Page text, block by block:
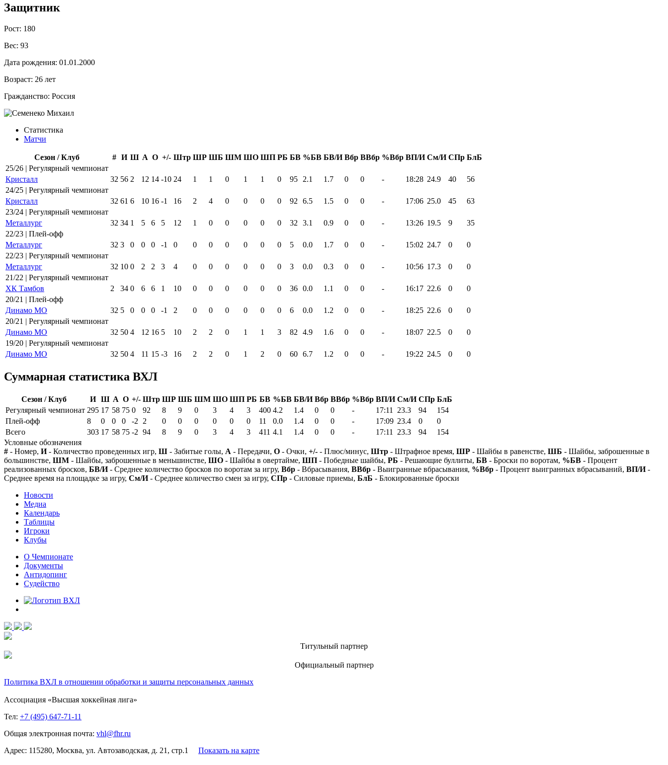
Защитник
Рост: 180
Вес: 93
Дата рождения: 01.01.2000
Возраст: 26 лет
Гражданство: Россия
Статистика
Матчи
Сезон / Клуб # И Ш А О +/- Штр ШР ШБ ШМ ШО ШП РБ БВ %БВ БВ/И Вбр ВВбр %Вбр ВП/И См/И СПр БлБ
25/26 | Регулярный чемпионат
Кристалл
32 56 2 12 14 -10 24 1 1 0 1 1 0 95 2.1 1.7 0 0 - 18:28 24.9 40
56
24/25 | Регулярный чемпионат
Кристалл
32 61 6 10 16 -1 16 2 4 0 0 0 0 92 6.5 1.5 0 0 - 17:06 25.0 45
63
23/24 | Регулярный чемпионат
Металлург
32 34 1 5 6 5 12 1 0 0 0 0 0 32 3.1 0.9 0 0 - 13:26 19.5 9
35
22/23 | Плей-офф
Металлург
32 3 0 0 0 -1 0 0 0 0 0 0 0 5 0.0 1.7 0 0 - 15:02 24.7 0
0
22/23 | Регулярный чемпионат
Металлург
32 10 0 2 2 3 4 0 0 0 0 0 0 3 0.0 0.3 0 0 - 10:56 17.3 0
0
21/22 | Регулярный чемпионат
ХК Тамбов
2 34 0 6 6 1 10 0 0 0 0 0 0 36 0.0 1.1 0 0 - 16:17 22.6 0
0
20/21 | Плей-офф
Динамо МО
32 5 0 0 0 -1 2 0 0 0 0 0 0 6 0.0 1.2 0 0 - 18:25 22.6 0
0
20/21 | Регулярный чемпионат
Динамо МО
32 50 4 12 16 5 10 2 2 0 1 1 3 82 4.9 1.6 0 0 - 18:07 22.5 0
0
19/20 | Регулярный чемпионат
Динамо МО
32 50 4 11 15 -3 16 2 2 0 1 2 0 60 6.7 1.2 0 0 - 19:22 24.5 0 0
Суммарная статистика ВХЛ
Сезон / Клуб И Ш А О +/- Штр ШР ШБ ШМ ШО ШП РБ БВ %БВ БВ/И Вбр ВВбр %Вбр ВП/И См/И СПр БлБ
Регулярный чемпионат 295 17 58 75 0 92 8 9 0 3 4 3 400 4.2 1.4 0 0 - 17:11 23.3 94
154
Плей-офф
8 0 0 0 -2 2 0 0 0 0 0 0 11 0.0 1.4 0 0 - 17:09 23.4 0
0
Всего
303 17 58 75 -2 94 8 9 0 3 4 3 411 4.1 1.4 0 0 - 17:11 23.3 94
154
Условные обозначения
# - Номер, И- Количество проведенных игр, Ш - Забитые голы, А - Передачи, О - Очки, +/- - Плюс/минус, Штр - Штрафное время, ШР - Шайбы в равенстве, ШБ - Шайбы, заброшенные в
большинстве, ШМ - Шайбы, заброшенные в меньшинстве, ШО - Шайбы в овертайме, ШП - Победные шайбы, РБ - Решающие буллиты, БВ - Броски по воротам, %БВ - Процент
реализованных бросков, БВ/И- Среднее количество бросков по воротам за игру, Вбр - Вбрасывания, ВВбр - Выигранные вбрасывания, %Вбр - Процент выигранных вбрасываний, ВП/И-
Среднее время на площадке за игру, См/И- Среднее количество смен за игру, СПр - Силовые приемы, БлБ - Блокированные броски
Новости
Медиа
Календарь
Таблицы
Игроки
Клубы
О Чемпионате
Документы
Антидопинг
Судейство
Титульный партнер
Официальный партнер
Политика ВХЛ в отношении обработки и защиты персональных данных
Ассоциация «Высшая хоккейная лига»
Тел: +7 (495) 647-71-11
Общая электронная почта: vhl@fhr.ru
Адрес: 115280, Москва, ул. Автозаводская, д. 21, стр.1 Показать на карте